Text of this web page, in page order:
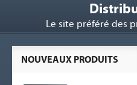
Le site préféré des
NOUVEAUX PRODUITS